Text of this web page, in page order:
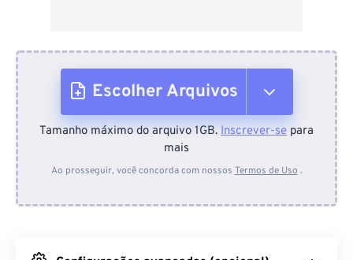
Escolher Arquivos
Do dispositivo
Do Google Drive
Tamanho máximo do arquivo 1GB. Inscrever-se para
mais
Ao prosseguir, você concorda com nossos Termos de Uso .